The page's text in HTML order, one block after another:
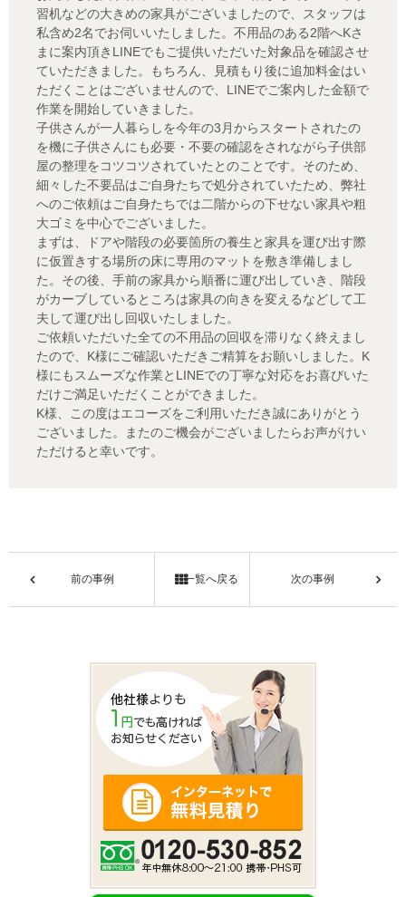
習机などの大きめの家具がございましたので、スタッフは
私含め2名でお伺いいたしました。不用品のある2階へKさ
まに案内頂きLINEでもご提供いただいた対象品を確認させ
ていただきました。もちろん、見積もり後に追加料金はい
ただくことはございませんので、LINEでご案内した金額で
作業を開始していきました。
子供さんが一人暮らしを今年の3月からスタートされたの
を機に子供さんにも必要・不要の確認をされながら子供部
屋の整理をコツコツされていたとのことです。そのため、
細々した不要品はご自身たちで処分されていたため、弊社
へのご依頼はご自身たちでは二階からの下せない家具や粗
大ゴミを中心でございました。
まずは、ドアや階段の必要箇所の養生と家具を運び出す際
に仮置きする場所の床に専用のマットを敷き準備しまし
た。その後、手前の家具から順番に運び出していき、階段
がカーブしているところは家具の向きを変えるなどして工
夫して運び出し回収いたしました。
ご依頼いただいた全ての不用品の回収を滞りなく終えまし
たので、K様にご確認いただきご精算をお願いしました。K
様にもスムーズな作業とLINEでの丁寧な対応をお喜びいた
だけご満足いただくことができました。
K様、この度はエコーズをご利用いただき誠にありがとう
ございました。またのご機会がございましたらお声がけい
ただけると幸いです。
前の事例 一覧へ戻る 次の事例